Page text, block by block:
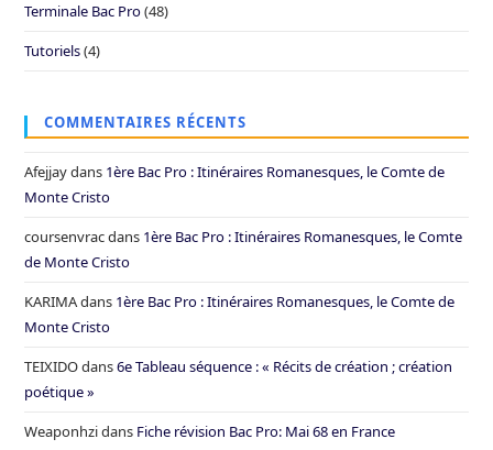
Terminale Bac Pro(48)
Tutoriels(4)
COMMENTAIRES RÉCENTS
Afejjaydans 1ère Bac Pro : Itinéraires Romanesques, le Comte de
Monte Cristo
coursenvracdans 1ère Bac Pro : Itinéraires Romanesques, le Comte
de Monte Cristo
KARIMAdans 1ère Bac Pro : Itinéraires Romanesques, le Comte de
Monte Cristo
TEIXIDOdans6e Tableau séquence : « Récits de création ; création
poétique »
Weaponhzidans Fiche révision Bac Pro: Mai 68 en France